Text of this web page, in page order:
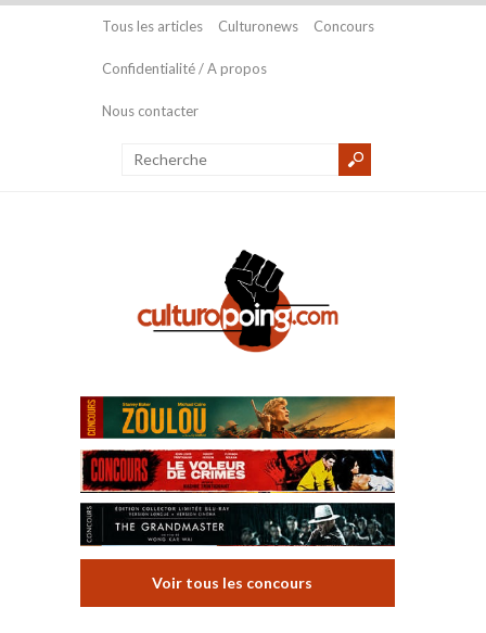
Tous les articles Culturonews Concours
Confidentialité / A propos
Nous contacter
Voir tous les concours